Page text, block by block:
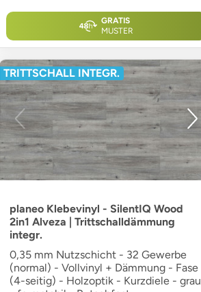
GRATIS
MUSTER
TRITTSCHALL INTEGR.
planeo Klebevinyl - SilentIQ Wood
2in1 Alveza | Trittschalldämmung
integr.
0,35 mm Nutzschicht - 32 Gewerbe
(normal) - Vollvinyl + Dämmung - Fase
(4-seitig) - Holzoptik - Kurzdiele - grau